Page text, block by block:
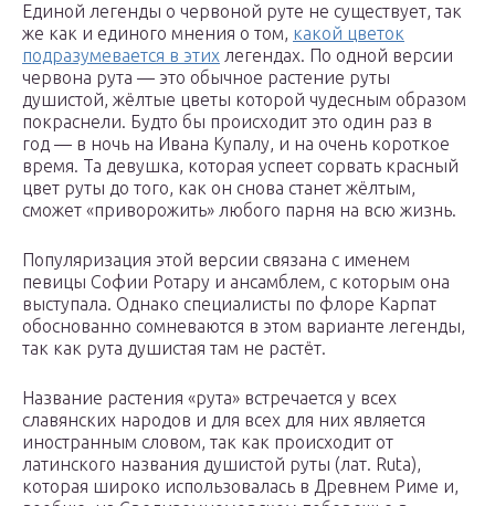
Единой легенды о червоной руте не существует, так
же как и единого мнения о том, какой цветок
подразумевается в этих легендах. По одной версии
червона рута — это обычное растение руты
душистой, жёлтые цветы которой чудесным образом
покраснели. Будто бы происходит это один раз в
год — в ночь на Ивана Купалу, и на очень короткое
время. Та девушка, которая успеет сорвать красный
цвет руты до того, как он снова станет жёлтым,
сможет «приворожить» любого парня на всю жизнь.
Популяризация этой версии связана с именем
певицы Софии Ротару и ансамблем, с которым она
выступала. Однако специалисты по флоре Карпат
обоснованно сомневаются в этом варианте легенды,
так как рута душистая там не растёт.
Название растения «рута» встречается у всех
славянских народов и для всех для них является
иностранным словом, так как происходит от
латинского названия душистой руты (лат. Ruta),
которая широко использовалась в Древнем Риме и,